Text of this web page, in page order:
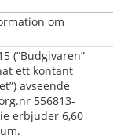
om
(”Budgivaren”
ett kontant
avseende
556813-
erbjuder 6,60